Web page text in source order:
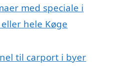
med speciale i
hele Køge
til carport i byer